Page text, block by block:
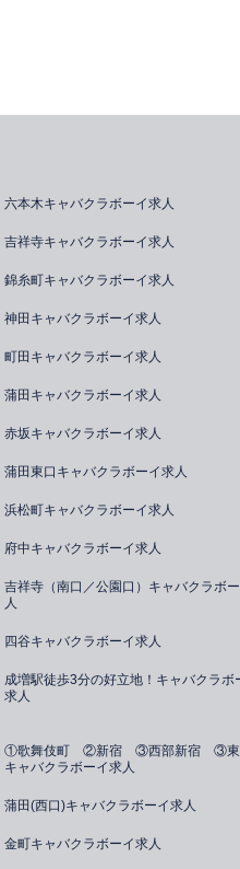
六本木キャバクラボーイ求人
吉祥寺キャバクラボーイ求人
錦糸町キャバクラボーイ求人
神田キャバクラボーイ求人
町田キャバクラボーイ求人
蒲田キャバクラボーイ求人
赤坂キャバクラボーイ求人
蒲田東口キャバクラボーイ求人
浜松町キャバクラボーイ求人
府中キャバクラボーイ求人
吉祥寺（南口／公園口）キャバクラボ
人
四谷キャバクラボーイ求人
成増駅徒歩3分の好立地！キャバクラボ
求人
①歌舞伎町 ②新宿 ③西部新宿 ③東
キャバクラボーイ求人
蒲田(西口)キャバクラボーイ求人
金町キャバクラボーイ求人